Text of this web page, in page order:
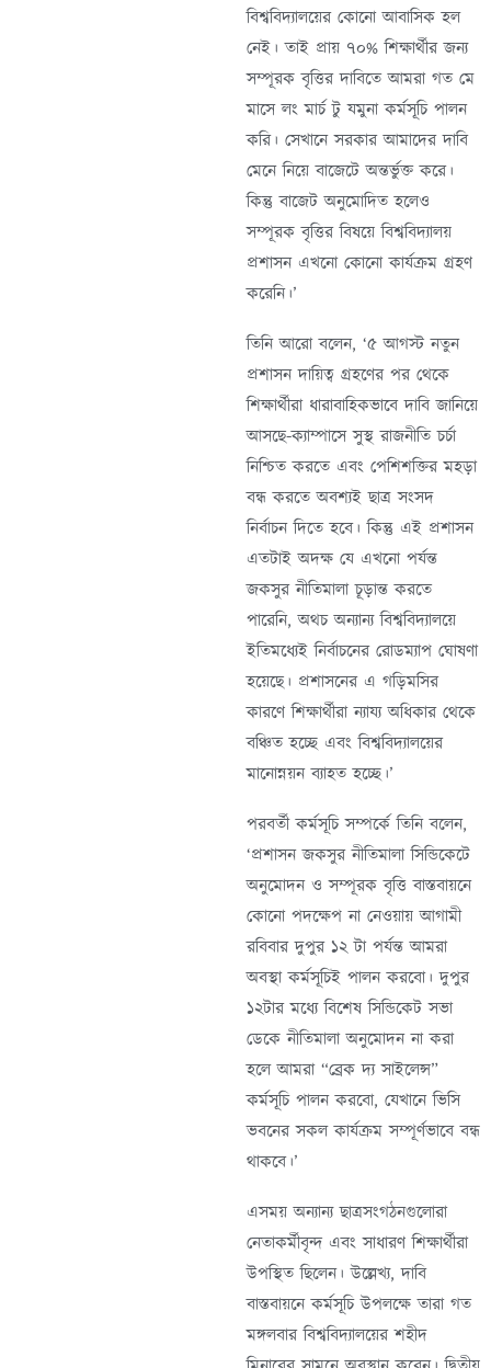
বিশ্ববিদ্যালয়ের কোনো আবাসিক হল
নেই। তাই প্রায় ৭০% শিক্ষার্থীর জন্য
সম্পূরক বৃত্তির দাবিতে আমরা গত মে
মাসে লং মার্চ টু যমুনা কর্মসূচি পালন
করি। সেখানে সরকার আমাদের দাবি
মেনে নিয়ে বাজেটে অন্তর্ভুক্ত করে।
কিন্তু বাজেট অনুমোদিত হলেও
সম্পূরক বৃত্তির বিষয়ে বিশ্ববিদ্যালয়
প্রশাসন এখনো কোনো কার্যক্রম গ্রহণ
করেনি।’
তিনি আরো বলেন, ‘৫ আগস্ট নতুন
প্রশাসন দায়িত্ব গ্রহণের পর থেকে
শিক্ষার্থীরা ধারাবাহিকভাবে দাবি জানিয়ে
আসছে-ক্যাম্পাসে সুস্থ রাজনীতি চর্চা
নিশ্চিত করতে এবং পেশিশক্তির মহড়া
বন্ধ করতে অবশ্যই ছাত্র সংসদ
নির্বাচন দিতে হবে। কিন্তু এই প্রশাসন
এতটাই অদক্ষ যে এখনো পর্যন্ত
জকসুর নীতিমালা চূড়ান্ত করতে
পারেনি, অথচ অন্যান্য বিশ্ববিদ্যালয়ে
ইতিমধ্যেই নির্বাচনের রোডম্যাপ ঘোষণা
হয়েছে। প্রশাসনের এ গড়িমসির
কারণে শিক্ষার্থীরা ন্যায্য অধিকার থেকে
বঞ্চিত হচ্ছে এবং বিশ্ববিদ্যালয়ের
মানোন্নয়ন ব্যাহত হচ্ছে।’
পরবর্তী কর্মসূচি সম্পর্কে তিনি বলেন,
‘প্রশাসন জকসুর নীতিমালা সিন্ডিকেটে
অনুমোদন ও সম্পূরক বৃত্তি বাস্তবায়নে
কোনো পদক্ষেপ না নেওয়ায় আগামী
রবিবার দুপুর ১২ টা পর্যন্ত আমরা
অবস্থা কর্মসূচিই পালন করবো। দুপুর
১২টার মধ্যে বিশেষ সিন্ডিকেট সভা
ডেকে নীতিমালা অনুমোদন না করা
হলে আমরা “ব্রেক দ্য সাইলেন্স”
কর্মসূচি পালন করবো, যেখানে ভিসি
ভবনের সকল কার্যক্রম সম্পূর্ণভাবে বন্ধ
থাকবে।’
এসময় অন্যান্য ছাত্রসংগঠনগুলোরা
নেতাকর্মীবৃন্দ এবং সাধারণ শিক্ষার্থীরা
উপস্থিত ছিলেন। উল্লেখ্য, দাবি
বাস্তবায়নে কর্মসূচি উপলক্ষে তারা গত
মঙ্গলবার বিশ্ববিদ্যালয়ের শহীদ